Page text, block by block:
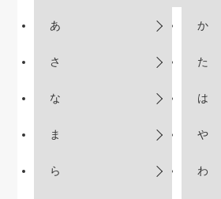
あ か
さ た
な は
ま や
ら わ